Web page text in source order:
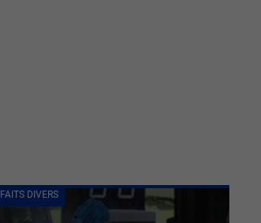
FAITS DIVERS